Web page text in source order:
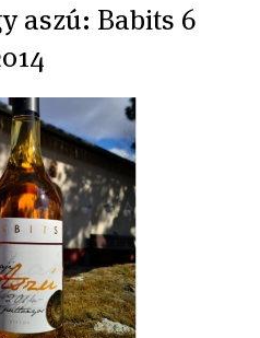
aszú: Babits 6